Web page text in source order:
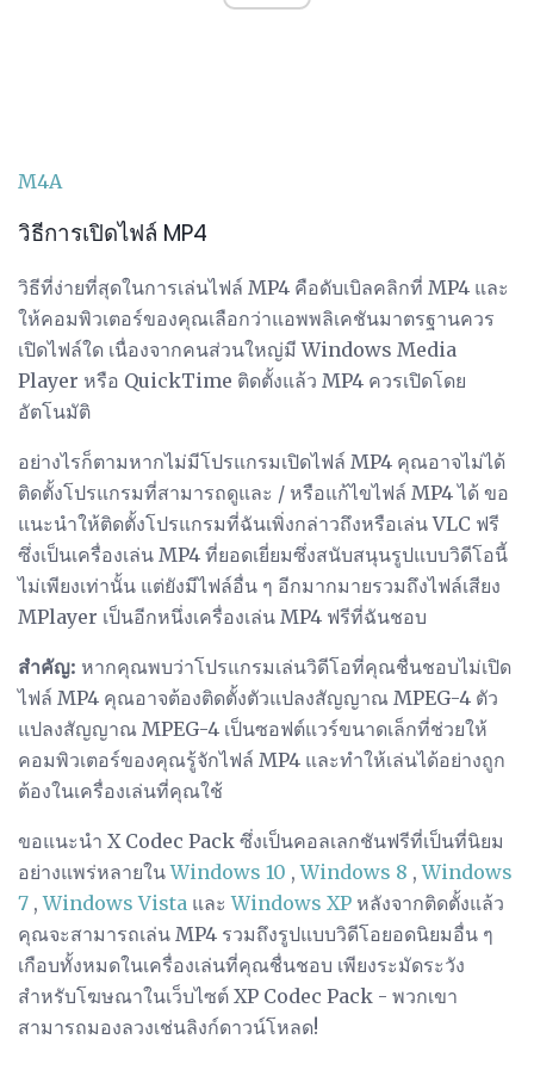
M4A
วิธีการเปิดไฟล์ MP4
วิธีที่ง่ายที่สุดในการเล่นไฟล์ MP4 คือดับเบิลคลิกที่ MP4 และ
ให้คอมพิวเตอร์ของคุณเลือกว่าแอพพลิเคชันมาตรฐานควร
เปิดไฟล์ใด เนื่องจากคนส่วนใหญ่มี Windows Media
Player หรือ QuickTime ติดตั้งแล้ว MP4 ควรเปิดโดย
อัตโนมัติ
อย่างไรก็ตามหากไม่มีโปรแกรมเปิดไฟล์ MP4 คุณอาจไม่ได้
ติดตั้งโปรแกรมที่สามารถดูและ / หรือแก้ไขไฟล์ MP4 ได้ ขอ
แนะนำให้ติดตั้งโปรแกรมที่ฉันเพิ่งกล่าวถึงหรือเล่น VLC ฟรี
ซึ่งเป็นเครื่องเล่น MP4 ที่ยอดเยี่ยมซึ่งสนับสนุนรูปแบบวิดีโอนี้
ไม่เพียงเท่านั้น แต่ยังมีไฟล์อื่น ๆ อีกมากมายรวมถึงไฟล์เสียง
MPlayer เป็นอีกหนึ่งเครื่องเล่น MP4 ฟรีที่ฉันชอบ
สำคัญ: หากคุณพบว่าโปรแกรมเล่นวิดีโอที่คุณชื่นชอบไม่เปิด
ไฟล์ MP4 คุณอาจต้องติดตั้งตัวแปลงสัญญาณ MPEG-4 ตัว
แปลงสัญญาณ MPEG-4 เป็นซอฟต์แวร์ขนาดเล็กที่ช่วยให้
คอมพิวเตอร์ของคุณรู้จักไฟล์ MP4 และทำให้เล่นได้อย่างถูก
ต้องในเครื่องเล่นที่คุณใช้
ขอแนะนำ X Codec Pack ซึ่งเป็นคอลเลกชันฟรีที่เป็นที่นิยม
อย่างแพร่หลายในWindows 10 ,Windows 8 ,Windows
7 ,Windows Vista และWindows XP หลังจากติดตั้งแล้ว
คุณจะสามารถเล่น MP4 รวมถึงรูปแบบวิดีโอยอดนิยมอื่น ๆ
เกือบทั้งหมดในเครื่องเล่นที่คุณชื่นชอบ เพียงระมัดระวัง
สำหรับโฆษณาในเว็บไซต์ XP Codec Pack - พวกเขา
สามารถมองลวงเช่นลิงก์ดาวน์โหลด!